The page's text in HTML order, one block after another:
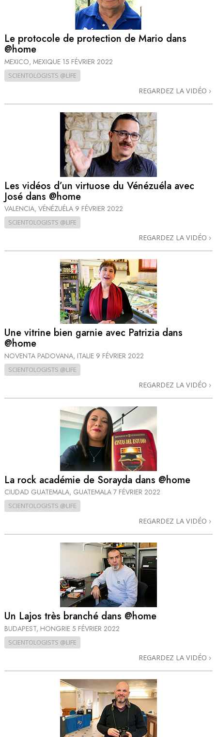
Le protocole de protection de Mario dans
@home
MEXICO, MEXIQUE 15 FÉVRIER 2022
SCIENTOLOGISTS @LIFE
REGARDEZ LA VIDÉO
Les vidéos d’un virtuose du Vénézuéla avec
José dans @home
VALENCIA, VÉNÉZUÉLA 9 FÉVRIER 2022
SCIENTOLOGISTS @LIFE
REGARDEZ LA VIDÉO
Une vitrine bien garnie avec Patrizia dans
@home
NOVENTA PADOVANA, ITALIE 9 FÉVRIER 2022
SCIENTOLOGISTS @LIFE
REGARDEZ LA VIDÉO
La rock académie de Sorayda dans @home
CIUDAD GUATEMALA, GUATEMALA 7 FÉVRIER 2022
SCIENTOLOGISTS @LIFE
REGARDEZ LA VIDÉO
Un Lajos très branché dans @home
BUDAPEST, HONGRIE 5 FÉVRIER 2022
SCIENTOLOGISTS @LIFE
REGARDEZ LA VIDÉO